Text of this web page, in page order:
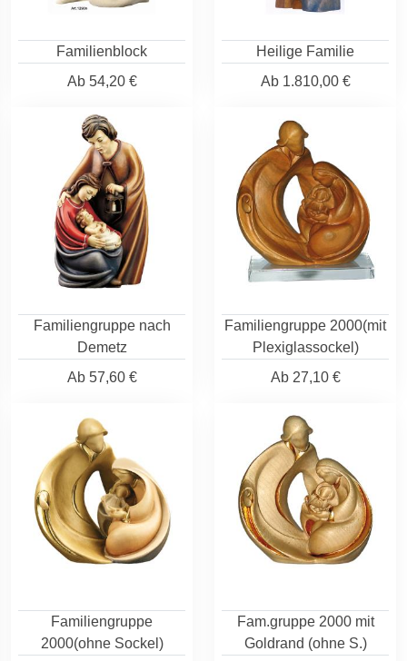
Familienblock
Ab54,20 €
Heilige Familie
Ab1.810,00 €
Familiengruppe nach
Demetz
Ab57,60 €
Familiengruppe 2000(mit
Plexiglassockel)
Ab27,10 €
Familiengruppe
2000(ohne Sockel)
Fam.gruppe 2000 mit
Goldrand (ohne S.)